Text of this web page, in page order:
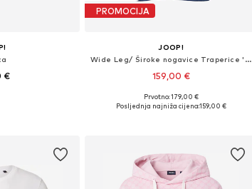
€
PROMOCIJA
JOOP!
Wide Leg/ Široke nogavice Traperice 'Eila'
159,00 €
Dostupno u više veličina
Prvotno: 179,00 €
Posljednja najniža cijena:159,00 €